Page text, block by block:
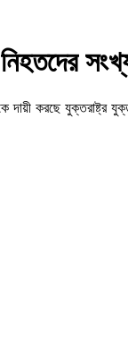
করছে যুক্তরাষ্ট্র